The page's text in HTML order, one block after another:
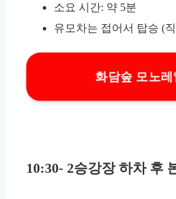
소요 시간: 약 5분
유모차는 접어서 탑승 (
화담숲 모노
10:30- 2승강장 하차 후